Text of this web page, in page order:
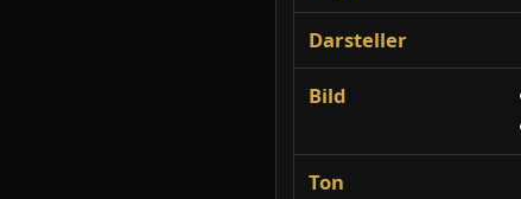
Darsteller
Bild
Ton